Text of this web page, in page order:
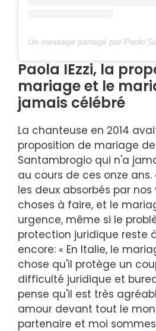
Paola IEzzi, la
mariage et le
jamais célébré
La chanteuse en 2014
proposition de mariage
Santambrogio qui n'a
au cours de ces onze ans.
les deux absorbés par nos
choses à faire, et le
urgence, même si le
protection juridique reste
encore: « En Italie, le
chose qu'il protège un
difficulté juridique et
pense qu'il est très
amour devant tout le
partenaire et moi